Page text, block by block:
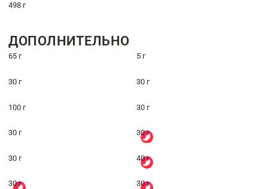
498 г
ДОПОЛНИТЕЛЬНО
65 г 5 г
30 г 30 г
100 г 30 г
30 г 30 г
30 г 40 г
30 г 30 г